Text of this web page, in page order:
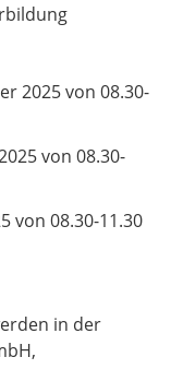
2025 von 08.30-
von 08.30-
von 08.30-11.30
in der